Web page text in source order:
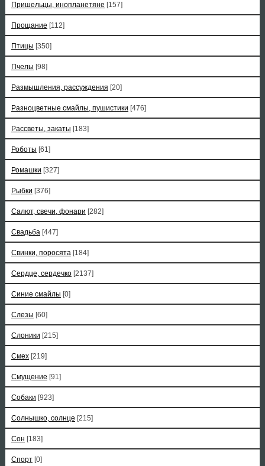
Пришельцы, инопланетяне [157]
Прощание [112]
Птицы [350]
Пчелы [98]
Размышления, рассуждения [20]
Разноцветные смайлы, пушистики [476]
Рассветы, закаты [183]
Роботы [61]
Ромашки [327]
Рыбки [376]
Салют, свечи, фонари [282]
Свадьба [447]
Свинки, поросята [184]
Сердце, сердечко [2137]
Синие смайлы [0]
Слезы [60]
Слоники [215]
Смех [219]
Смущение [91]
Собаки [923]
Солнышко, солнце [215]
Сон [183]
Спорт [0]